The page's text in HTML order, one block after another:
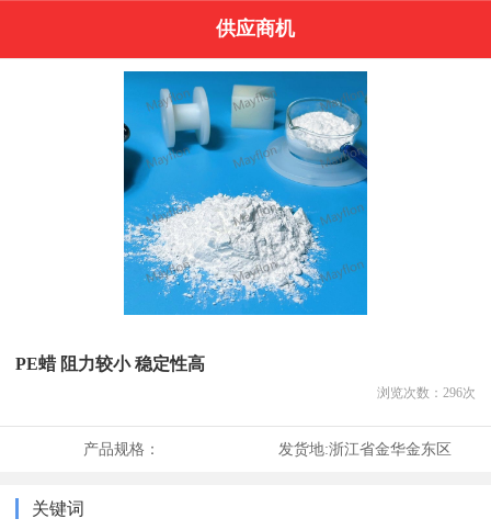
供应商机
PE蜡 阻力较小 稳定性高
浏览次数： 296次
产品规格： 发货地:浙江省金华金东区
关键词